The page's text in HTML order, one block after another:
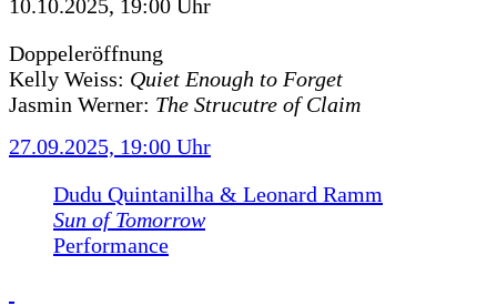
10.10.2025, 19:00 Uhr
Doppeleröffnung
Kelly Weiss: Quiet Enough to Forget
Jasmin Werner: The Strucutre of Claim
27.09.2025, 19:00 Uhr
Dudu Quintanilha & Leonard Ramm
Sun of Tomorrow
Performance